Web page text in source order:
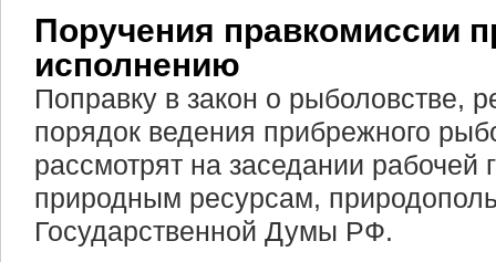
Поручения правкомиссии
исполнению
Поправку в закон о рыболовстве,
порядок ведения прибрежного
рассмотрят на заседании рабочей
природным ресурсам,
Государственной Думы РФ.